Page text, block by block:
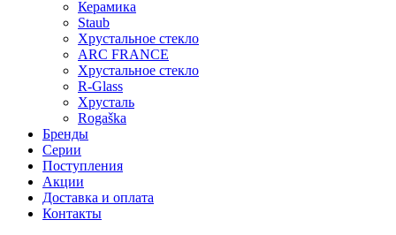
Керамика
Staub
Хрустальное стекло
ARC FRANCE
Хрустальное стекло
R-Glass
Хрусталь
Rogaška
Бренды
Серии
Поступления
Акции
Доставка и оплата
Контакты